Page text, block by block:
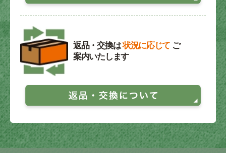
返品・交換は状況に応じて ご
案内いたします